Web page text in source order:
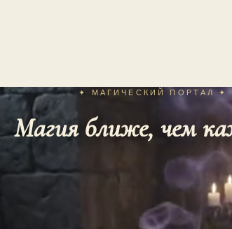
✦ МАГИЧЕСКИЙ ПОРТАЛ ✦
Магия ближе, чем